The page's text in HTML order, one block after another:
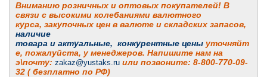
Вниманию розничных и оптовых покупателей! В
связи с высокими колебаниями валютного
курса, закупочных цен в валюте и складских запасов,
наличие
товара иактуальные, конкурентные цены уточняйт
е, пожалуйста, у менеджеров. Напишите нам на
э\почту:zakaz@yustaks.ru или позвоните: 8-800-770-09-
32 ( безплатно по РФ)